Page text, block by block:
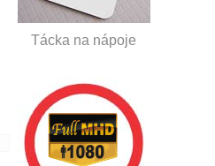
Tácka na nápoje